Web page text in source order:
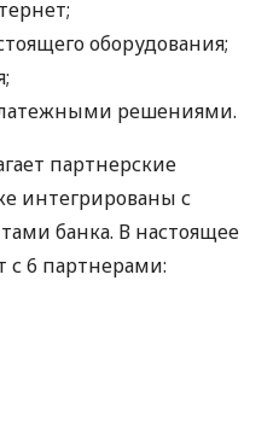
оборудования;
решениями.
партнерские
интегрированы с
банка. В настоящее
с 6 партнерами: